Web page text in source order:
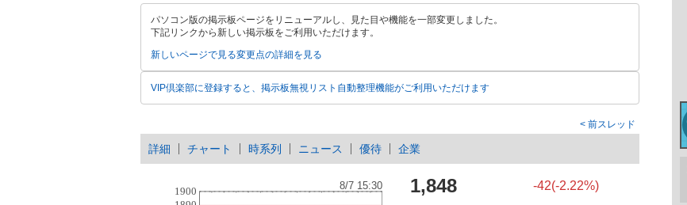
パソコン版の掲示板ページをリニューアルし、見た目や機能を一部変更しました。
下記リンクから新しい掲示板をご利用いただけます。
新しいページで見る変更点の詳細を見る
VIP倶楽部に登録すると、掲示板無視リスト自動整理機能がご利用いただけます
前スレッド
詳細 チャート 時系列 ニュース 優待 企業
1,848 -42(-2.22%)